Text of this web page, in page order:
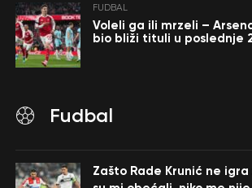
FUDBAL
Voleli ga ili mrzeli –
bio bliži tituli u poslednje
Fudbal
Zašto Rade Krunić ne igra